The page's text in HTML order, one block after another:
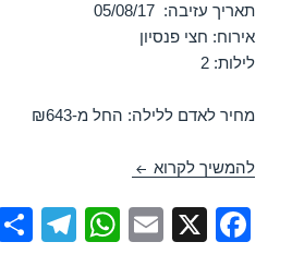
תאריך עזיבה: 05/08/17
אירוח: חצי פנסיון
לילות: 2
מחיר לאדם ללילה: החל מ-₪643
להמשיך לקרוא חופשה במלון הוד – ים המלח
F
X
E
W
T